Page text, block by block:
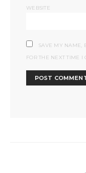
WEBSITE
SAVE MY NAME,
FOR THE NEXT TIME I